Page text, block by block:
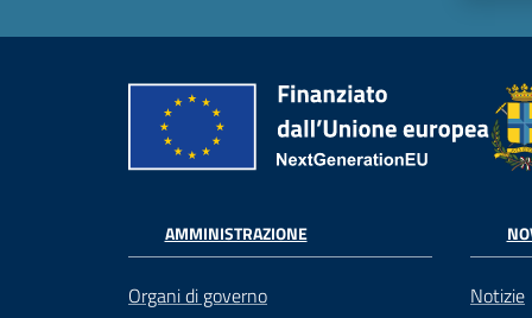
AMMINISTRAZIONE
Organi di governo
Notizie